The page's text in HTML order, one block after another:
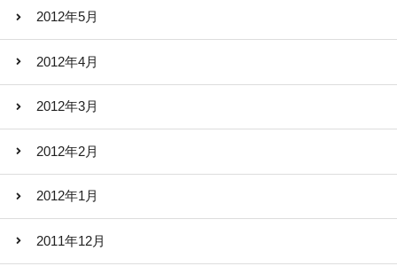
2012年5月
2012年4月
2012年3月
2012年2月
2012年1月
2011年12月